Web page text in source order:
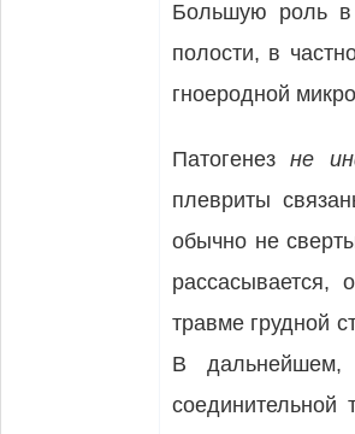
Большую роль в
полости, в
гноеродной
Патогенезне
плевриты
обычно не
рассасы­вается,
травме грудной
В дальнейшем,